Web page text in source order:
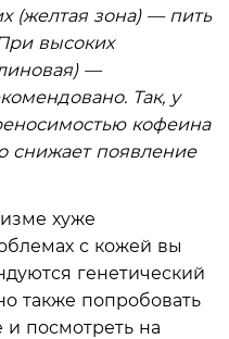
(желтая зона) — пить
высоких
—
Так, у
кофеина
снижает появление
хуже
с кожей вы
генетический
также попробовать
и посмотреть на